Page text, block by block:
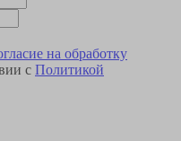
на обработку
с Политикой